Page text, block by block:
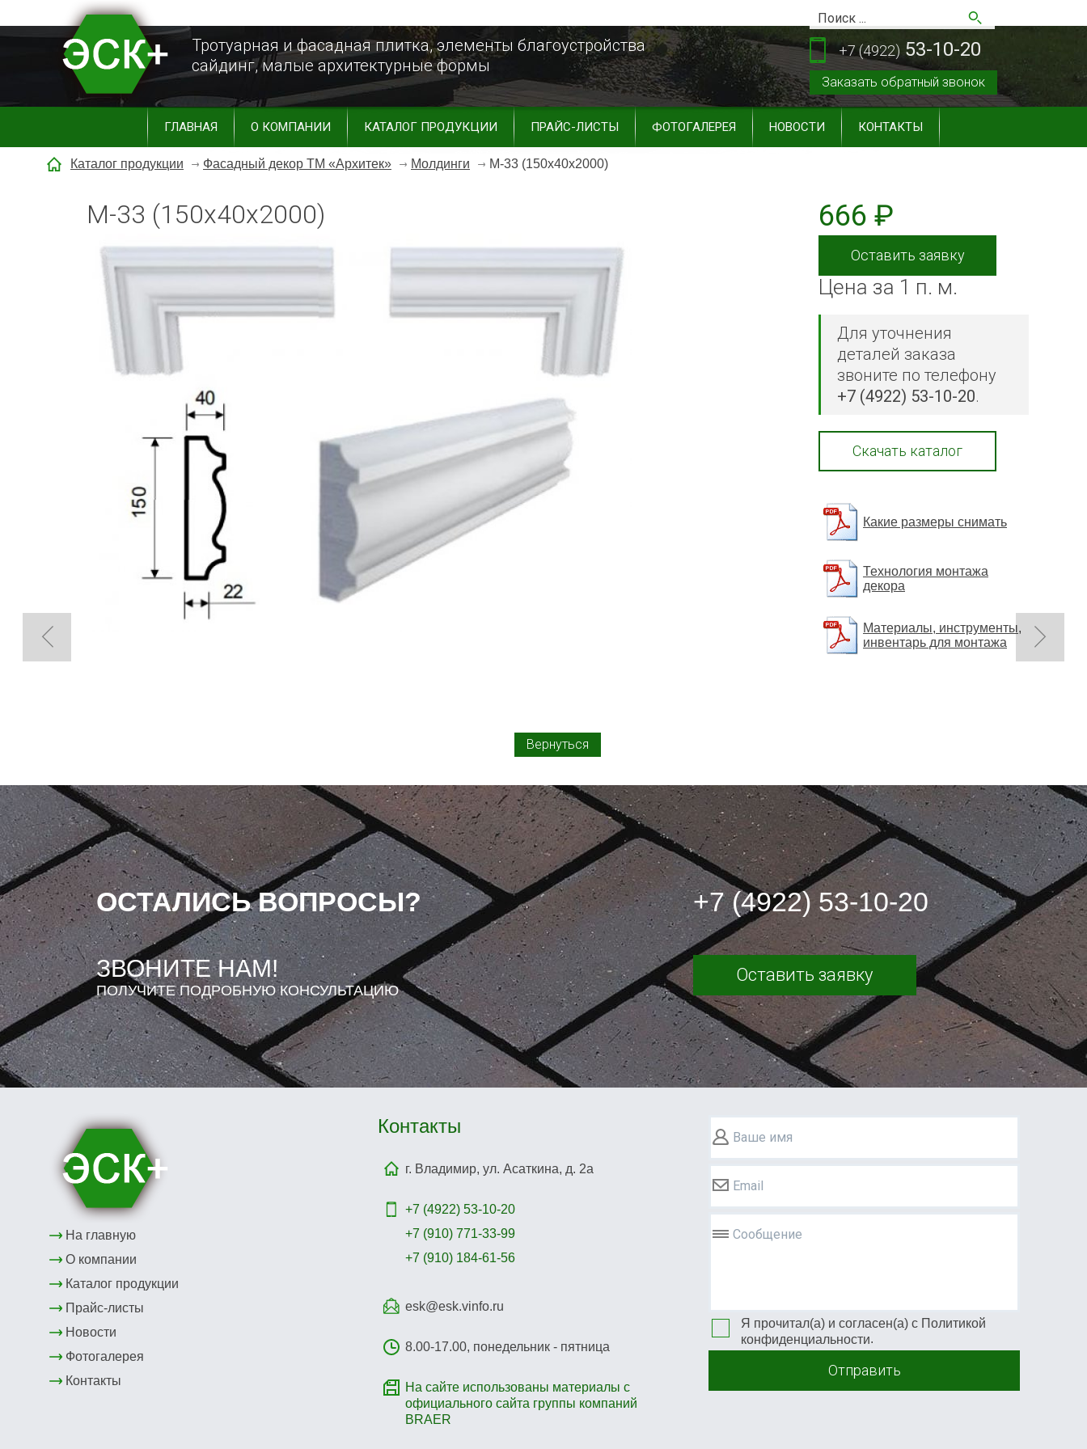
Тротуарная и фасадная плитка, элементы благоустройства
сайдинг, малые архитектурные формы
+7 (4922) 53-10-20
Заказать обратный звонок
ГЛАВНАЯ О КОМПАНИИ КАТАЛОГ ПРОДУКЦИИ ПРАЙС-ЛИСТЫ ФОТОГАЛЕРЕЯ НОВОСТИ КОНТАКТЫ
Каталог продукции Фасадный декор ТМ «Архитек» Молдинги М-33 (150х40х2000)
М-33 (150х40х2000) 666 ₽
Оставить заявку
Цена за 1 п. м.
Для уточнения
деталей заказа
звоните по телефону
+7 (4922) 53-10-20.
Скачать каталог
Какие размеры снимать
Технология монтажа
декора
Материалы, инструменты,
инвентарь для монтажа
Вернуться
ОСТАЛИСЬ ВОПРОСЫ?
ЗВОНИТЕ НАМ!
ПОЛУЧИТЕ ПОДРОБНУЮ КОНСУЛЬТАЦИЮ
+7 (4922) 53-10-20
Оставить заявку
На главную
О компании
Каталог продукции
Прайс-листы
Новости
Фотогалерея
Контакты
Контакты
г. Владимир, ул. Асаткина, д. 2а
+7 (4922) 53-10-20
+7 (910) 771-33-99
+7 (910) 184-61-56
esk@esk.vinfo.ru
8.00-17.00, понедельник - пятница
На сайте использованы материалы с
официального сайта группы компаний
BRAER
Ваше имя
Email
Сообщение
Я прочитал(а) и согласен(а) с Политикой
конфиденциальности.
Отправить